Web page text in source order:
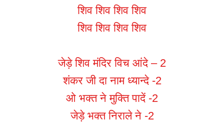
शिव शिव शिव शिव
शिव शिव शिव शिव
जेड़े शिव मंदिर विच आंदे – 2
शंकर जी दा नाम ध्यान्दे -2
ओ भक्त ने मुक्ति पादें -2
जेड़े भक्त निराले ने -2